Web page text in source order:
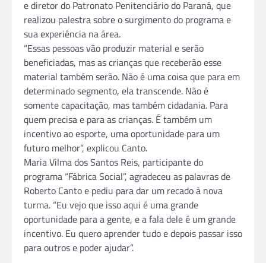
e diretor do Patronato Penitenciário do Paraná, que
realizou palestra sobre o surgimento do programa e
sua experiência na área.
“Essas pessoas vão produzir material e serão
beneficiadas, mas as crianças que receberão esse
material também serão. Não é uma coisa que para em
determinado segmento, ela transcende. Não é
somente capacitação, mas também cidadania. Para
quem precisa e para as crianças. É também um
incentivo ao esporte, uma oportunidade para um
futuro melhor”, explicou Canto.
Maria Vilma dos Santos Reis, participante do
programa “Fábrica Social”, agradeceu as palavras de
Roberto Canto e pediu para dar um recado à nova
turma. “Eu vejo que isso aqui é uma grande
oportunidade para a gente, e a fala dele é um grande
incentivo. Eu quero aprender tudo e depois passar isso
para outros e poder ajudar”.